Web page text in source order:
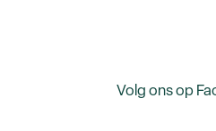
Volg ons op